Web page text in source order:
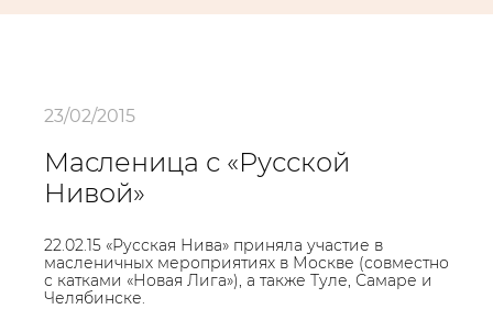
23/02/2015
Масленица с «Русской
Нивой»
22.02.15 «Русская Нива» приняла участие в
масленичных мероприятиях в Москве (совместно
с катками «Новая Лига»), а также Туле, Самаре и
Челябинске.